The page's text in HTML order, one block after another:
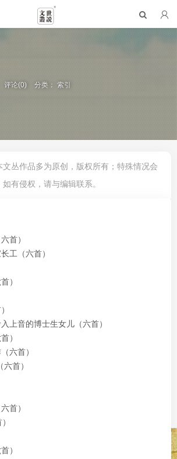
评论(0) 分类：索引
文丛作品多为原创，版权所有；特殊情况会
有侵权，请与编辑联系。
六首）
工（六首）
）
上音的博士生女儿 （六首）
）
（六首）
首）
首）
）